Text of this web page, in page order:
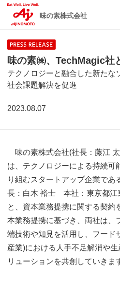
味の素株式会社
味の素㈱、TechMagic社
テクノロジーと融合した新たな
社会課題解決を促進
2023.08.07
味の素株式会社(社長：藤江
は、テクノロジーによる持続可
り組むスタートアップ企業であ
長：白木 裕士 本社：東京都江
と、資本業務提携に関する契約
本業務提携に基づき、両社は、
端技術や知見を活用し、フード
産業)における人手不足解消や
リューションを共創していきま